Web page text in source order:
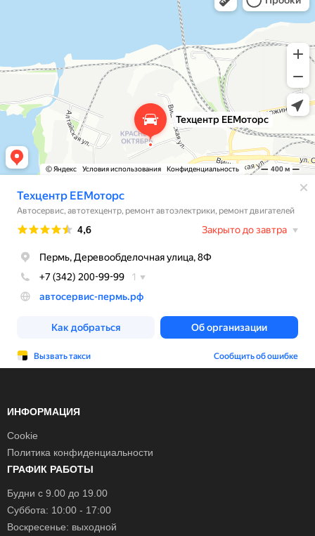
ИНФОРМАЦИЯ
Cookie
Политика конфиденциальности
ГРАФИК РАБОТЫ
Будни с 9.00 до 19.00
Суббота: 10:00 - 17:00
Воскресенье: выходной